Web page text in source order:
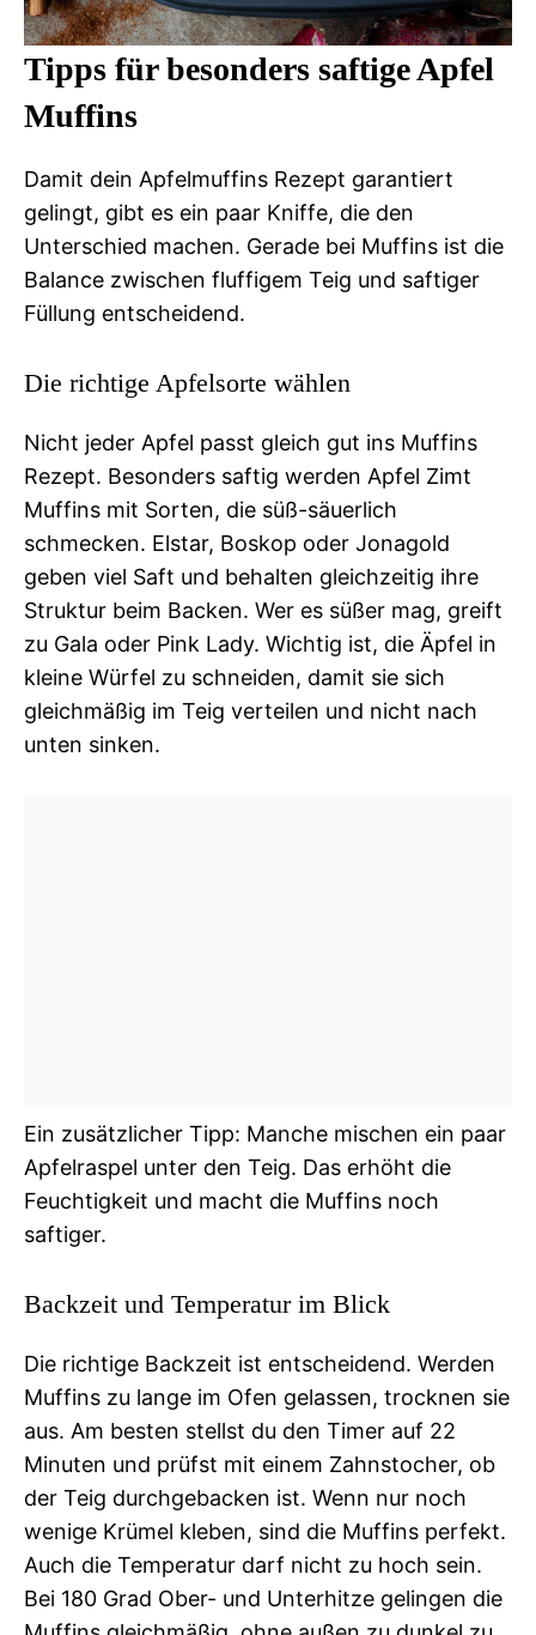
Tipps für besonders saftige Apfel
Muffins
Damit dein Apfelmuffins Rezept garantiert
gelingt, gibt es ein paar Kniffe, die den
Unterschied machen. Gerade bei Muffins ist die
Balance zwischen fluffigem Teig und saftiger
Füllung entscheidend.
Die richtige Apfelsorte wählen
Nicht jeder Apfel passt gleich gut ins Muffins
Rezept. Besonders saftig werden Apfel Zimt
Muffins mit Sorten, die süß-säuerlich
schmecken. Elstar, Boskop oder Jonagold
geben viel Saft und behalten gleichzeitig ihre
Struktur beim Backen. Wer es süßer mag, greift
zu Gala oder Pink Lady. Wichtig ist, die Äpfel in
kleine Würfel zu schneiden, damit sie sich
gleichmäßig im Teig verteilen und nicht nach
unten sinken.
Ein zusätzlicher Tipp: Manche mischen ein paar
Apfelraspel unter den Teig. Das erhöht die
Feuchtigkeit und macht die Muffins noch
saftiger.
Backzeit und Temperatur im Blick
Die richtige Backzeit ist entscheidend. Werden
Muffins zu lange im Ofen gelassen, trocknen sie
aus. Am besten stellst du den Timer auf 22
Minuten und prüfst mit einem Zahnstocher, ob
der Teig durchgebacken ist. Wenn nur noch
wenige Krümel kleben, sind die Muffins perfekt.
Auch die Temperatur darf nicht zu hoch sein.
Bei 180 Grad Ober- und Unterhitze gelingen die